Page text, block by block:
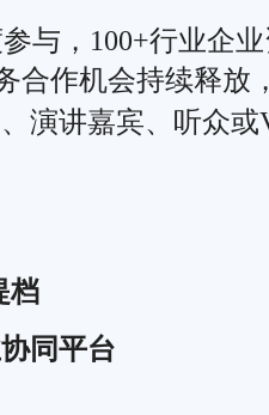
与，100+行业企
合作机会持续释放
演讲嘉宾、听众或
档
同平台